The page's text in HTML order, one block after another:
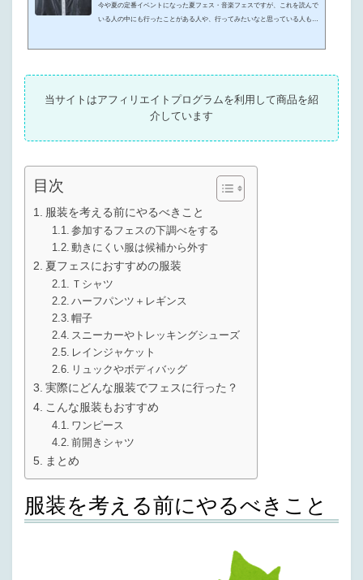
今や夏の定番イベントになった夏フェス・音楽フェスですが、これを読んで
いる人の中にも行ったことがある人や、行ってみたいなと思っている人もい
す。フェスではカッパが必要って聞いたけど、どんなものを用意すればいい
みや疑問をお持ち方も...
当サイトはアフィリエイトプログラムを利用して商品を紹
介しています
目次
服装を考える前にやるべきこと
参加するフェスの下調べをする
動きにくい服は候補から外す
夏フェスにおすすめの服装
Ｔシャツ
ハーフパンツ＋レギンス
帽子
スニーカーやトレッキングシューズ
レインジャケット
リュックやボディバッグ
実際にどんな服装でフェスに行った？
こんな服装もおすすめ
ワンピース
前開きシャツ
まとめ
服装を考える前にやるべきこと